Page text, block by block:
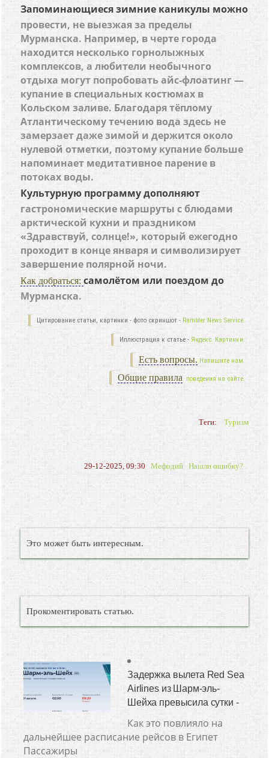
Запоминающиеся зимние каникулы можно
провести, не выезжая за пределы
Мурманска. Например, в черте города
находится несколько горнолыжных
комплексов, а любители необычного
отдыха могут попробовать айс-флоатинг —
купание в специальных костюмах в
Кольском заливе. Благодаря тёплому
Атлантическому течению вода здесь не
замерзает даже зимой и держится около
нулевой отметки, поэтому купание больше
напоминает медитативное парение в
потоках воды.
Культурную программу дополняют
гастрономические маршруты с блюдами
арктической кухни и праздником
«Здравствуй, солнце!», который ежегодно
проходит в конце января и символизирует
завершение полярной ночи.
Как добраться:самолётом или поездом до
Мурманска.
Цитирование статьи, картинки - фото скриншот - Rambler News Service.
Иллюстрация к статье - Яндекс. Картинки.
Есть вопросы. Напишите нам.
Общие правила поведения на сайте.
Теги: Туризм
29-12-2025, 09:30 Мефодий Нашли ошибку?
Это может быть интересным.
Прокоментировать статью.
Задержка вылета Red Sea
Airlines из Шарм-эль-
Шейха превысила сутки -
Как это повлияло на
дальнейшее расписание рейсов в Египет
Пассажиры